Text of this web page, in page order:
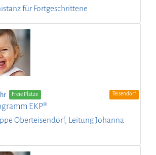
für Fortgeschrittene
Freie Plätze Teisendorf
EKP®
Oberteisendorf, Leitung Johanna